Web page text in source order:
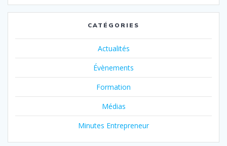
:
CATÉGORIES
Actualités
Évènements
Formation
Médias
Minutes Entrepreneur